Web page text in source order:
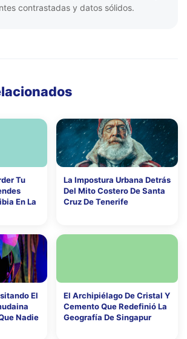
contrastadas y datos sólidos.
Tu
En La
La Impostura Urbana Detrás
Del Mito Costero De Santa
Cruz De Tenerife
El
Nadie
El Archipiélago De Cristal Y
Cemento Que Redefinió La
Geografía De Singapur